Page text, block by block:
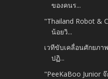
ของคนร...
"Thailand Robot &
น้อยวิ...
เวทีขับเคลื่อนศักยภา
ปฏิ...
"PeeKaBoo Junior